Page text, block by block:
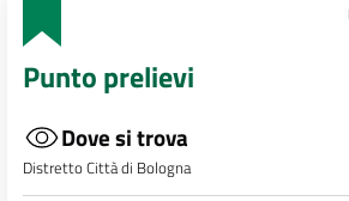
Punto prelievi
Dove si trova
Distretto Città di Bologna